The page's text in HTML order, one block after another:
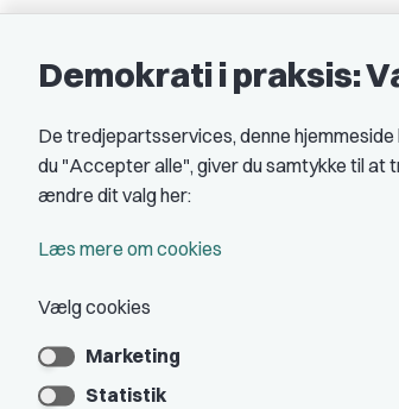
EAN nr.: 5790002490071
Kontakt DJ
Demokrati i praksis:
De tredjepartsservices, denne
du "Accepter alle", giver du samtykke til
ændre dit valg her:
Læs mere om cookies
Vælg cookies
Marketing
Statistik